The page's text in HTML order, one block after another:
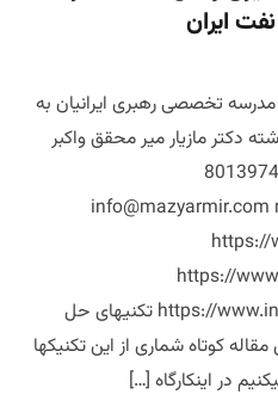
ایران
تخصصی رهبری ایرانیان به
جمعه 12 آذر 1400 نوشته دکتر مازیار میر محقق واکبر
#مازیارمیر بازدید ها: 80139748
https://
https://
https://www.instagram.com/maziyare_mir تکنیهای حل
کوتاه شماری از این تکنیکها
در اینکارگاه […]